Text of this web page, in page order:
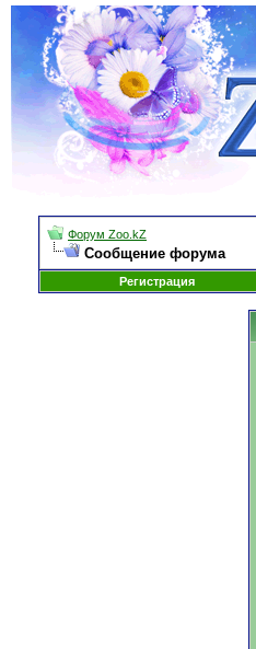
Форум Zoo.kZ
Сообщение форума
Регистрация